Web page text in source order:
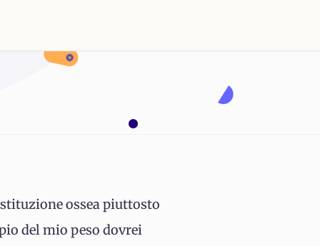
ossea piuttosto
del mio peso dovrei